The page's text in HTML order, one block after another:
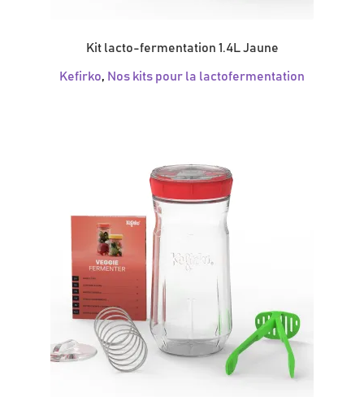
Kit lacto-fermentation 1.4L Jaune
Kefirko, Nos kits pour la lactofermentation